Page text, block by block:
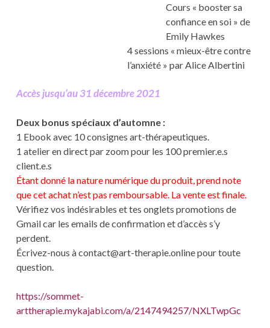
Cours « booster sa
confiance en soi » de
Emily Hawkes
4 sessions « mieux-être contre
l’anxiété » par Alice Albertini
Accès jusqu’au 31 décembre 2021
Deux bonus spéciaux d’automne :
1 Ebook avec 10 consignes art-thérapeutiques.
1 atelier en direct par zoom pour les 100 premier.e.s
client.e.s
Étant donné la nature numérique du produit, prend note
que cet achat n’est pas remboursable. La vente est finale.
Vérifiez vos indésirables et tes onglets promotions de
Gmail car les emails de confirmation et d’accès s’y
perdent.
Écrivez-nous à contact@art-therapie.online pour toute
question.
https://sommet-
arttherapie.mykajabi.com/a/2147494257/NXLTwpGc